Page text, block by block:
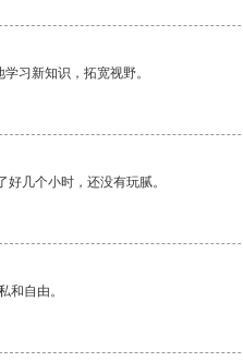
习新知识，拓宽视野。
几个小时，还没有玩腻。
和自由。